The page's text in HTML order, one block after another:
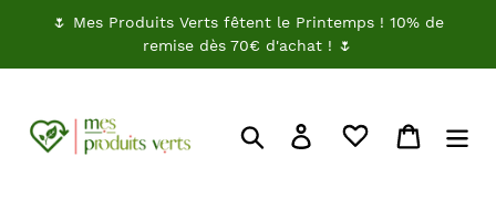
🌷 Mes Produits Verts fêtent le Printemps ! 10% de
remise dès 70€ d'achat ! 🌷
RechercherJe me connectePanier